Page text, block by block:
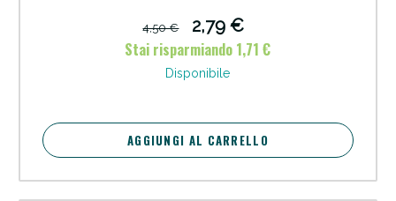
4,50 €
2,79 €
Stai risparmiando 1,71 €
Disponibile
AGGIUNGI AL CARRELLO